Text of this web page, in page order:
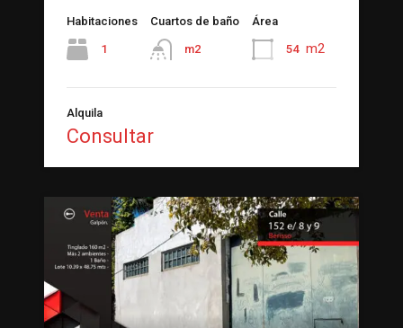
Habitaciones
1
Cuartos de baño
m2
Área
54 m2
Alquila
Consultar